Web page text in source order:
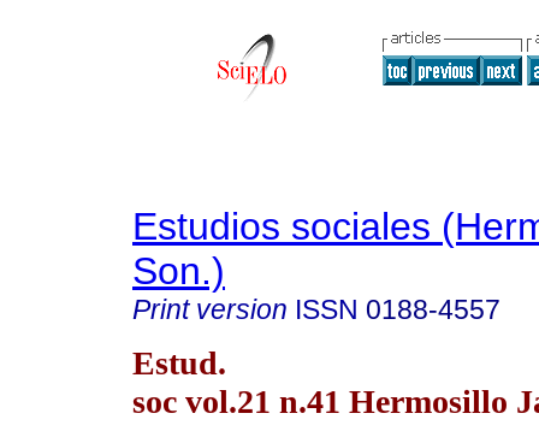
Estudios sociales
Son.)
Print version ISSN 0188-4557
Estud.
soc vol.21 n.41 Hermosillo